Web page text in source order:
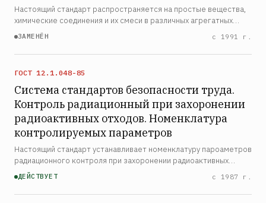
Настоящий стандарт распространяется на простые вещества,
химические соединения и их смеси в различных агрегатных
состояниях и комбинациях, в том числе полимерные и
…
ЗАМЕНЁН с 1991 г.
ГОСТ 12.1.048-85
Система стандартов безопасности труда.
Контроль радиационный при захоронении
радиоактивных отходов. Номенклатура
контролируемых параметров
Настоящий стандарт устанавливает номенклатуру пароаметров
радиационного контроля при захоронении радиоактивных
отходов в наземных и подземных могильниках неглубокого
заложения
ДЕЙСТВУЕТ с 1987 г.